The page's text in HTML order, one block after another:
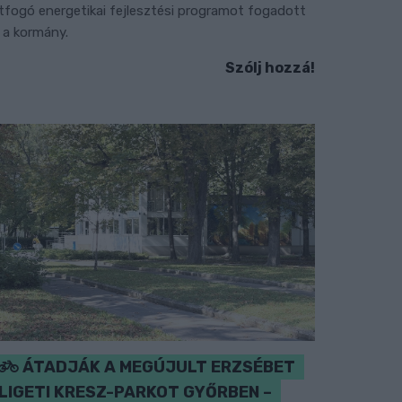
energetikai fejlesztési programot fogadott
a kormány.
Szólj hozzá!
ÁTADJÁK A MEGÚJULT ERZSÉBET
KRESZ-PARKOT GYŐRBEN –